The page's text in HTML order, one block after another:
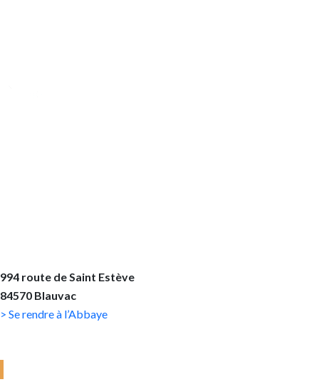
994 route de Saint Estève
84570 Blauvac
> Se rendre à l’Abbaye